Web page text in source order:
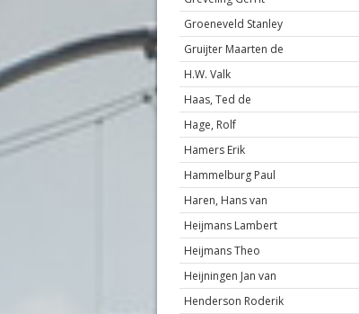
Groeneveld Stanley
Gruijter Maarten de
H.W. Valk
Haas, Ted de
Hage, Rolf
Hamers Erik
Hammelburg Paul
Haren, Hans van
Heijmans Lambert
Heijmans Theo
Heijningen Jan van
Henderson Roderik